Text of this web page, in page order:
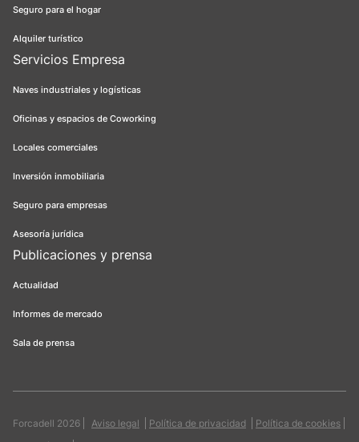
Seguro para el hogar
Alquiler turístico
Servicios Empresa
Naves industriales y logísticas
Oficinas y espacios de Coworking
Locales comerciales
Inversión inmobiliaria
Seguro para empresas
Asesoría jurídica
Publicaciones y prensa
Actualidad
Informes de mercado
Sala de prensa
Forcadell 2026 Aviso legal Política de privacidad
Política de cookies